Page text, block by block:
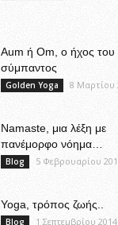
Aum ή Om, ο ήχος του
σύμπαντος
Golden Yoga 8 Μαρτίου
Namaste, μια λέξη με
πανέμορφο νόημα…
Blog 5 Φεβρουαρίου
Yoga, τρόπος ζωής..
Blog 1 Σεπτεμβρίου 2014